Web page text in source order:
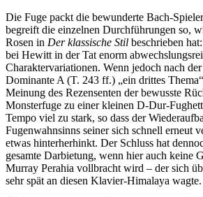
Die Fuge packt die bewunderte Bach-
begreift die einzelnen Durchführungen so,
Rosen in Der klassische Stil beschrieben
bei Hewitt in der Tat enorm
Charaktervariationen. Wenn jedoch nach
Dominante A (T. 243 ff.) „ein drittes
Meinung des Rezensenten der bewusste
Monsterfuge zu einer kleinen D-Dur-
Tempo viel zu stark, so dass der
Fugenwahnsinns seiner sich schnell erneut
etwas hinterherhinkt. Der Schluss hat
gesamte Darbietung, wenn hier auch keine
Murray Perahia vollbracht wird – der sich
sehr spät an diesen Klavier-Himalaya wagte.